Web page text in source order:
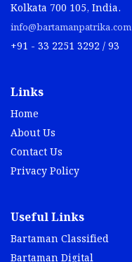
Kolkata 700 105, India.
info@bartamanpatrika.com
+91 - 33 2251 3292 / 93
Links
Home
About Us
Contact Us
Privacy Policy
Useful Links
Bartaman Classified
Bartaman Digital